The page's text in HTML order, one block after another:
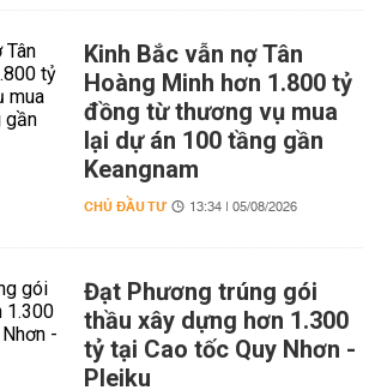
Kinh Bắc vẫn nợ Tân
Hoàng Minh hơn 1.800 tỷ
đồng từ thương vụ mua
lại dự án 100 tầng gần
Keangnam
CHỦ ĐẦU TƯ 13:34 | 05/08/2026
Đạt Phương trúng gói
thầu xây dựng hơn 1.300
tỷ tại Cao tốc Quy Nhơn -
Pleiku